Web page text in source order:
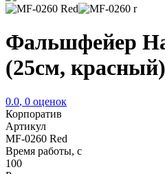
Фальшфейер
(25см,
0.0, 0 оценок
Корпоратив
Артикул
MF-0260 Red
Время работы, с
100